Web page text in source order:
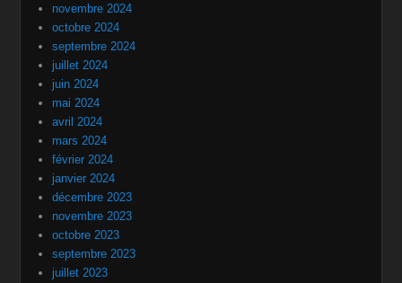
novembre 2024
octobre 2024
septembre 2024
juillet 2024
juin 2024
mai 2024
avril 2024
mars 2024
février 2024
janvier 2024
décembre 2023
novembre 2023
octobre 2023
septembre 2023
juillet 2023